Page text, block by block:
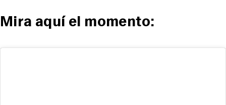
Mira aquí el momento: